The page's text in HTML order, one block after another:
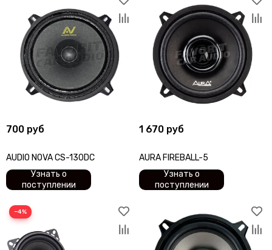
700 руб
AUDIO NOVA CS-130DC
Узнать о
поступлении
1 670 руб
AURA FIREBALL-5
Узнать о
поступлении
−4%